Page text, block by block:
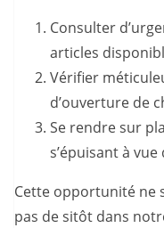
Consulter
articles
Vérifier
d’ouverture de
Se rendre sur
s’épuisant à vue
Cette opportunité ne
pas de sitôt dans